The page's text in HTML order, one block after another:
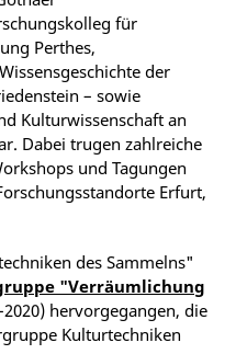
für
Perthes,
der
– sowie
Kulturwissenschaft an
Dabei trugen zahlreiche
und Tagungen
Erfurt,
des Sammelns"
"Verräumlichung
hervorgegangen, die
Kulturtechniken